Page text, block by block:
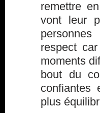
remettre
vont leur
respect
moments
bout du
confiantes
plus